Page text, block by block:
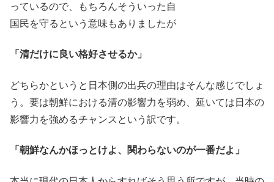
っているので、もちろんそういった自
国民を守るという意味もありましたが
「清だけに良い格好させるか」
どちらかというと日本側の出兵の理由はそんな感じでしょ
う。要は朝鮮における清の影響力を弱め、延いては日本の
影響力を強めるチャンスという訳です。
「朝鮮なんかほっとけよ、関わらないのが一番だよ」